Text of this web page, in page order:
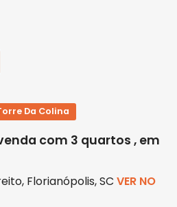
Da Colina
com 3 quartos , em
Florianópolis, SC VER NO